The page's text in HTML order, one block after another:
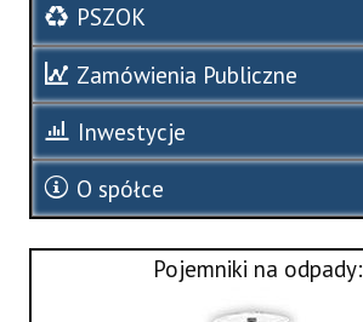
PSZOK
Zamówienia Publiczne
Inwestycje
O spółce
Pojemniki na odpady: